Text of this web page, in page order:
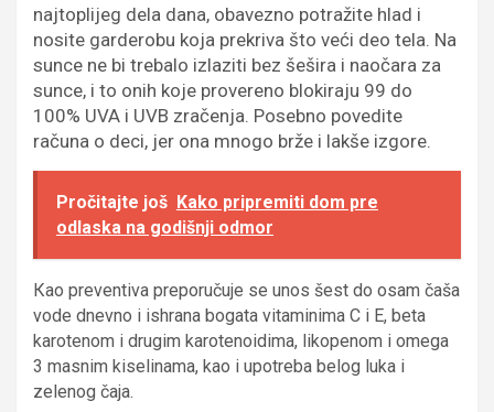
najtoplijeg dela dana, obavezno potražite hlad i
nosite garderobu koja prekriva što veći deo tela. Na
sunce ne bi trebalo izlaziti bez šešira i naočara za
sunce, i to onih koje provereno blokiraju 99 do
100% UVA i UVB zračenja. Posebno povedite
računa o deci, jer ona mnogo brže i lakše izgore.
Pročitajte još Kako pripremiti dom pre
odlaska na godišnji odmor
Кao preventiva preporučuje se unos šest do osam čaša
vode dnevno i ishrana bogata vitaminima C i E, beta
karotenom i drugim karotenoidima, likopenom i omega
3 masnim kiselinama, kao i upotreba belog luka i
zelenog čaja.